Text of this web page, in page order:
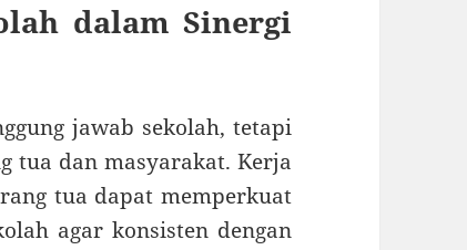
dalam Sinergi
jawab sekolah, tetapi
tua dan masyarakat. Kerja
tua dapat memperkuat
agar konsisten dengan